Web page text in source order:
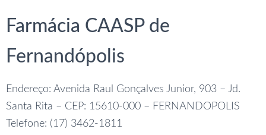
Farmácia CAASP de
Fernandópolis
Endereço: Avenida Raul Gonçalves Junior, 903 – Jd.
Santa Rita – CEP: 15610-000 – FERNANDOPOLIS
Telefone: (17) 3462-1811